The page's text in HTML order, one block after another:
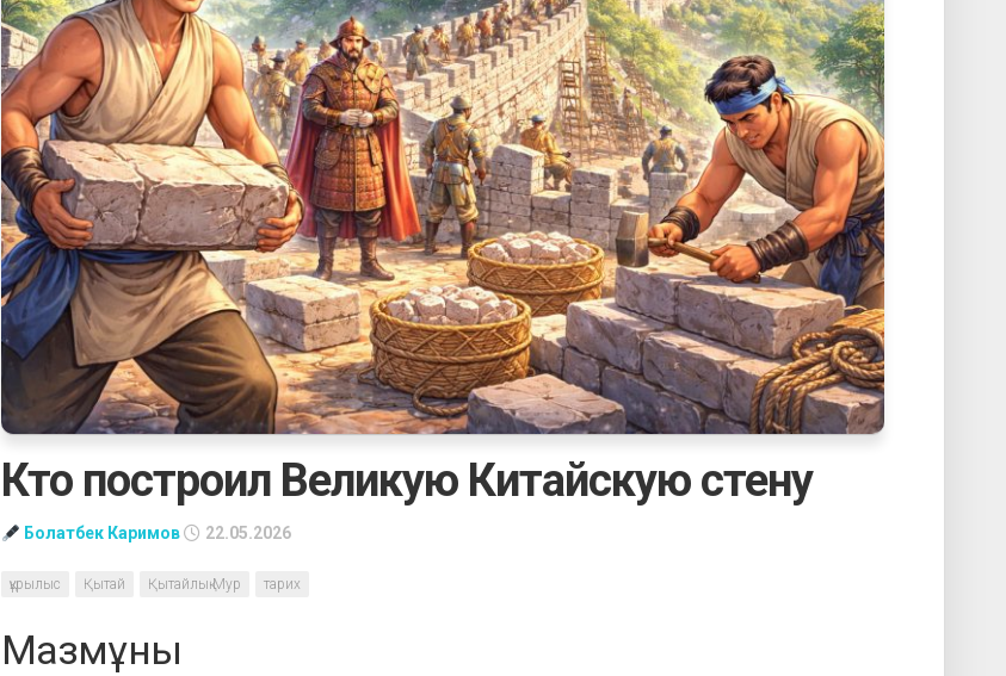
Кто построил Великую Китайскую стену
Болатбек Каримов 22.05.2026
құрылыс Қытай Қытайлық Мур тарих
Мазмұны